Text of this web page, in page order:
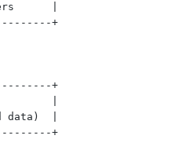
|
+
+
|
data)  |
+